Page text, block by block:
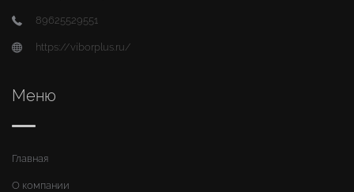
89625529551
https://viborplus.ru/
Меню
Главная
О компании